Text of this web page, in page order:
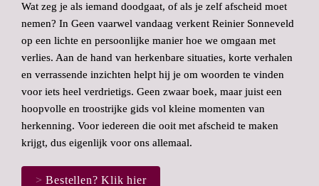
Wat zeg je als iemand doodgaat, of als je zelf afscheid moet
nemen? In Geen vaarwel vandaag verkent Reinier Sonneveld
op een lichte en persoonlijke manier hoe we omgaan met
verlies. Aan de hand van herkenbare situaties, korte verhalen
en verrassende inzichten helpt hij je om woorden te vinden
voor iets heel verdrietigs. Geen zwaar boek, maar juist een
hoopvolle en troostrijke gids vol kleine momenten van
herkenning. Voor iedereen die ooit met afscheid te maken
krijgt, dus eigenlijk voor ons allemaal.
> Bestellen? Klik hier